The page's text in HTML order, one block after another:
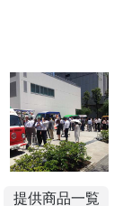
提供商品一覧